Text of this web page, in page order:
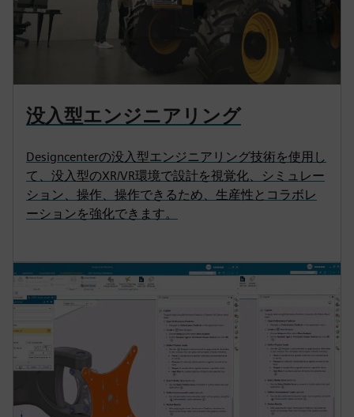
没入型エンジニアリング
Designcenterの没入型エンジニアリング技術を使用し
て、没入型のXR/VR環境で設計を視覚化、シミュレー
ション、操作、操作できるため、生産性とコラボレ
ーションを強化できます。